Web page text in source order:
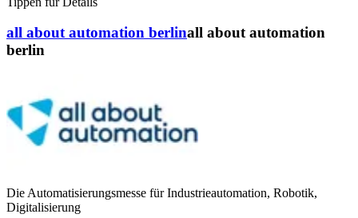
all about automation berlinall about automation
berlin
Die Automatisierungsmesse für Industrieautomation, Robotik,
Digitalisierung